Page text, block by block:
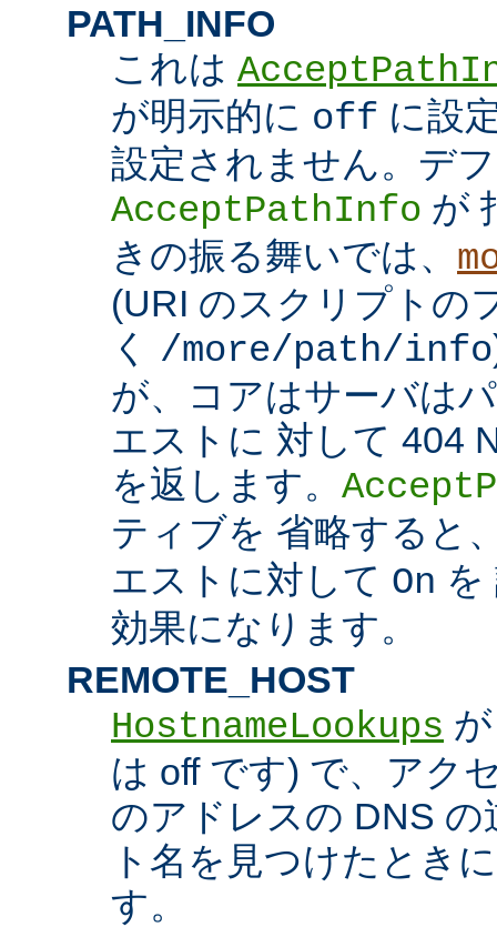
PATH_INFO
これは
が明示的に off に設
設定されません。デ
AcceptPathInfo が
きの振る舞いでは、
(URI のスクリプトの
く /more/path/info
が、コアはサーバは
エストに 対して 404
を返します。
ティブを 省略すると
エストに対して On を
効果になります。
REMOTE_HOST
HostnameLookups
は off です) で、アク
のアドレスの DNS
ト名を見つけたとき
す。